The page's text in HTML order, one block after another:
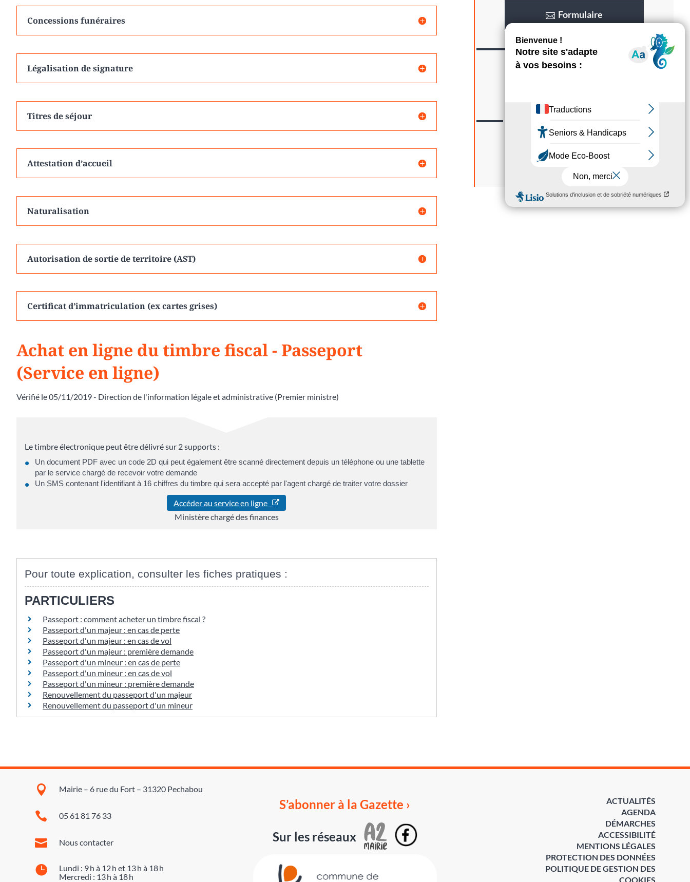
Concessions funéraires
Légalisation de signature
Titres de séjour
Attestation d’accueil
Naturalisation
Autorisation de sortie de territoire (AST)
Certificat d’immatriculation (ex cartes grises)
Achat en ligne du timbre fiscal - Passeport
(Service en ligne)
Vérifié le 05/11/2019 - Direction de l'information légale et administrative (Premier ministre)
Le timbre électronique peut être délivré sur 2 supports :
Un document PDF avec un code 2D qui peut également être scanné directement depuis un téléphone ou une tablette
par le service chargé de recevoir votre demande
Un SMS contenant l'identifiant à 16 chiffres du timbre qui sera accepté par l'agent chargé de traiter votre dossier
Accéder au service en ligne
Ministère chargé des finances
Pour toute explication, consulter les fiches pratiques :
PARTICULIERS
Passeport : comment acheter un timbre fiscal ?
Passeport d'un majeur : en cas de perte
Passeport d'un majeur : en cas de vol
Passeport d'un majeur : première demande
Passeport d'un mineur : en cas de perte
Passeport d'un mineur : en cas de vol
Passeport d'un mineur : première demande
Renouvellement du passeport d'un majeur
Renouvellement du passeport d'un mineur
Formulaire
NousSUIVRE
Lisez LA GAZETTE
S’abonner
 Mairie – 6 rue du Fort – 31320 Pechabou
 05 61 81 76 33
 Nous contacter

Lundi : 9 h à 12 h et 13 h à 18 h
Mercredi : 13 h à 18 h
S’abonner à la Gazette ›
Sur les réseaux
ACTUALITÉS
AGENDA
DÉMARCHES
ACCESSIBILITÉ
MENTIONS LÉGALES
PROTECTION DES DONNÉES
POLITIQUE DE GESTION DES
COOKIES